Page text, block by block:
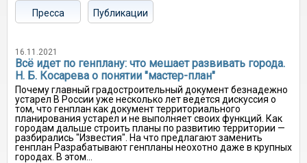
Пресса Публикации
16.11.2021
Всё идет по генплану: что мешает развивать города.
Н. Б. Косарева о понятии "мастер-план"
Почему главный градостроительный документ безнадежно
устарел В России уже несколько лет ведется дискуссия о
том, что генплан как документ территориального
планирования устарел и не выполняет своих функций. Как
городам дальше строить планы по развитию территории —
разбирались "Известия". На что предлагают заменить
генплан Разрабатывают генпланы неохотно даже в крупных
городах. В этом...